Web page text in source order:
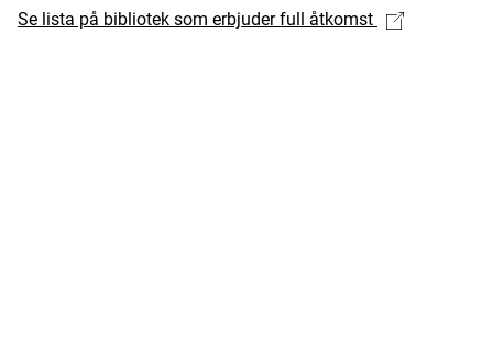
Se lista på bibliotek som erbjuder full åtkomst